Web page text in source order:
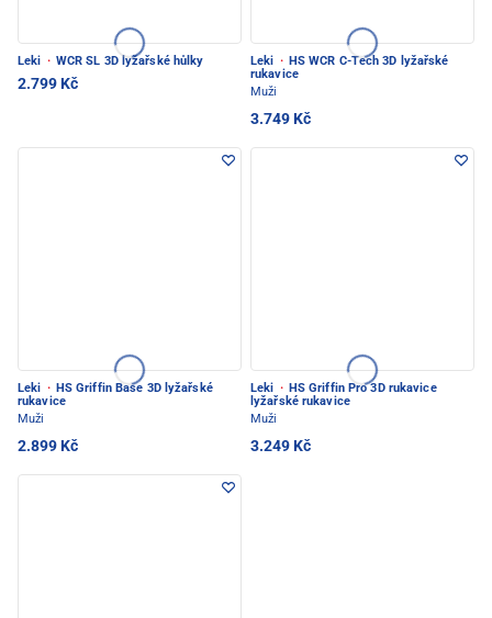
Leki · WCR SL 3D lyžařské hůlky
2.799 Kč
Leki · HS WCR C-Tech 3D lyžařské
rukavice
Muži
3.749 Kč
Leki · HS Griffin Base 3D lyžařské
rukavice
Muži
2.899 Kč
Leki · HS Griffin Pro 3D rukavice
lyžařské rukavice
Muži
3.249 Kč